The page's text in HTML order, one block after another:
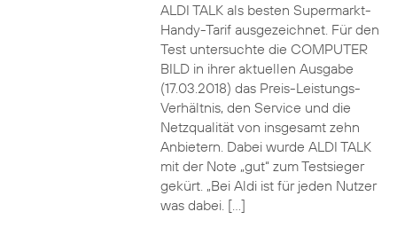
ALDI TALK als besten Supermarkt-
Handy-Tarif ausgezeichnet. Für den
Test untersuchte die COMPUTER
BILD in ihrer aktuellen Ausgabe
(17.03.2018) das Preis-Leistungs-
Verhältnis, den Service und die
Netzqualität von insgesamt zehn
Anbietern. Dabei wurde ALDI TALK
mit der Note „gut“ zum Testsieger
gekürt. „Bei Aldi ist für jeden Nutzer
was dabei. […]